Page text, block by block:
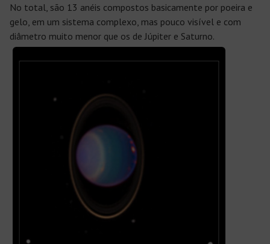
No total, são 13 anéis compostos basicamente por poeira e
gelo, em um sistema complexo, mas pouco visível e com
diâmetro muito menor que os de Júpiter e Saturno.